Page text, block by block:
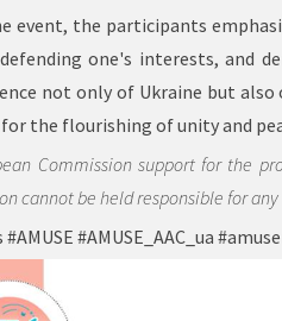
event, the participants
one's interests, and
not only of Ukraine but
the flourishing of unity and
Commission support for the
cannot be held responsible for
#AMUSE #AMUSE_AAC_ua